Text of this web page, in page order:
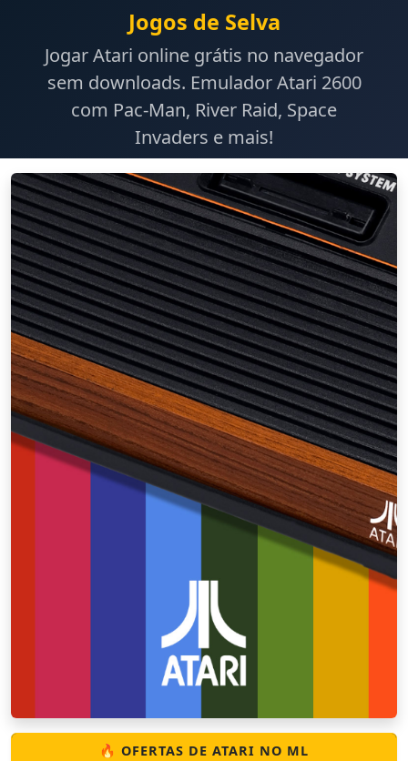
Jogos de Selva
Jogar Atari online grátis no navegador
sem downloads. Emulador Atari 2600
com Pac-Man, River Raid, Space
Invaders e mais!
🔥 OFERTAS DE ATARI NO ML